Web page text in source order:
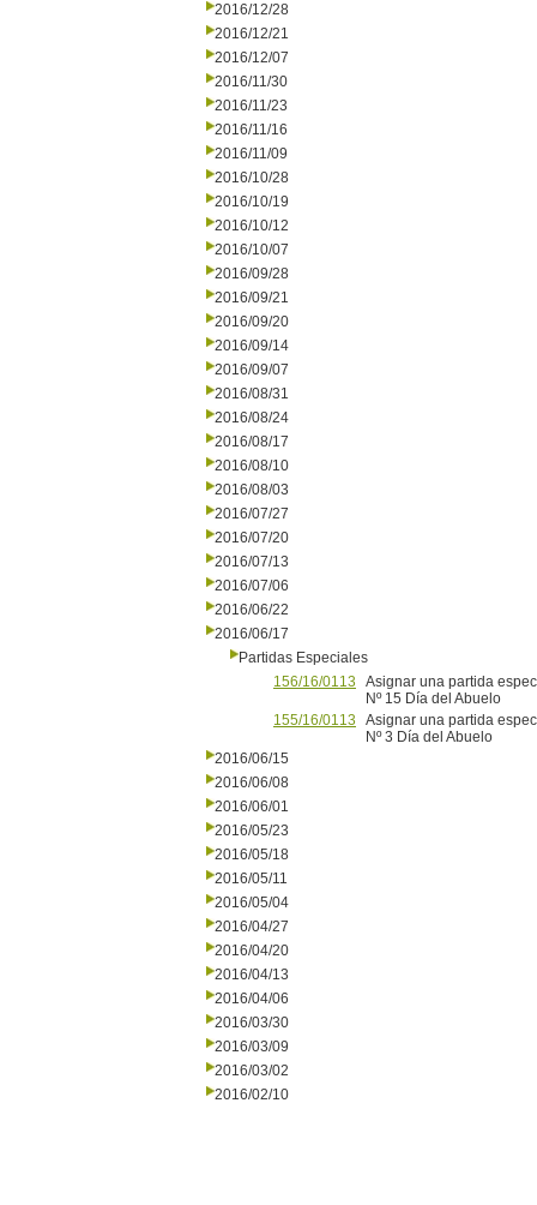
2016/12/28
2016/12/21
2016/12/07
2016/11/30
2016/11/23
2016/11/16
2016/11/09
2016/10/28
2016/10/19
2016/10/12
2016/10/07
2016/09/28
2016/09/21
2016/09/20
2016/09/14
2016/09/07
2016/08/31
2016/08/24
2016/08/17
2016/08/10
2016/08/03
2016/07/27
2016/07/20
2016/07/13
2016/07/06
2016/06/22
2016/06/17
Partidas Especiales
156/16/0113
Asignar una partida
Nº 15 Día del Abuelo
155/16/0113
Asignar una partida
Nº 3 Día del Abuelo
2016/06/15
2016/06/08
2016/06/01
2016/05/23
2016/05/18
2016/05/11
2016/05/04
2016/04/27
2016/04/20
2016/04/13
2016/04/06
2016/03/30
2016/03/09
2016/03/02
2016/02/10